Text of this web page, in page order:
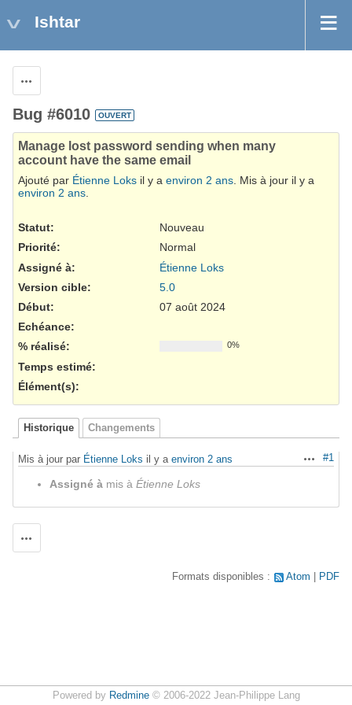
Ishtar
Bug #6010 OUVERT
Manage lost password sending when many
account have the same email
Ajouté par Étienne Loks il y a environ 2 ans. Mis à jour il y a
environ 2 ans.
Statut:
Nouveau
Priorité:
Normal
Assigné à:
Étienne Loks
Version cible:
5.0
Début:
07 août 2024
Echéance:
% réalisé:
0%
Temps estimé:
Élément(s):
Historique Changements
Actions
#1
Mis à jour par Étienne Loks il y a environ 2 ans
Assigné à mis à Étienne Loks
Formats disponibles : Atom PDF
Powered by Redmine© 2006-2022 Jean-Philippe Lang